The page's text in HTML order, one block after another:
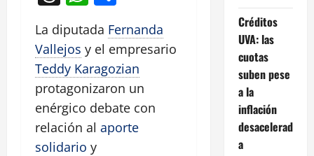
La diputada Fernanda
Vallejos y el empresario
Teddy Karagozian
protagonizaron un
enérgico debate con
relación al aporte
solidario y
Créditos
UVA: las
cuotas
suben pese
a la
inflación
desacelerad
a